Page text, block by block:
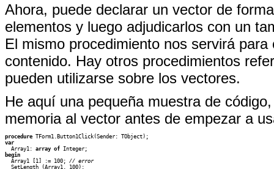
Ahora, puede declarar un vector de
elementos y luego adjudicarlos con un
El mismo procedimiento nos servirá
contenido. Hay otros procedimientos
pueden utilizarse sobre los vectores.
He aquí una pequeña muestra de
memoria al vector antes de empezar a
procedure
var
Array1: array of
begin
Array1 [1] := 100; // error
  SetLength (Array1, 100);